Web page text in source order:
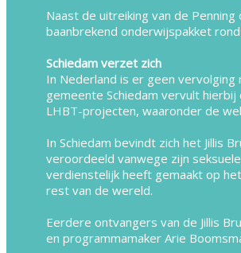
Naast de uitreiking van de
baanbrekend onderwijspakket
Schiedam verzet zich
In Nederland is er geen
gemeente Schiedam vervult
LHBT-projecten, waaronder de
In Schiedam bevindt zich het Jillis
veroordeeld vanwege zijn
verdienstelijk heeft gemaakt op
rest van de wereld.
Eerdere ontvangers van de Jillis
en programmamaker Arie